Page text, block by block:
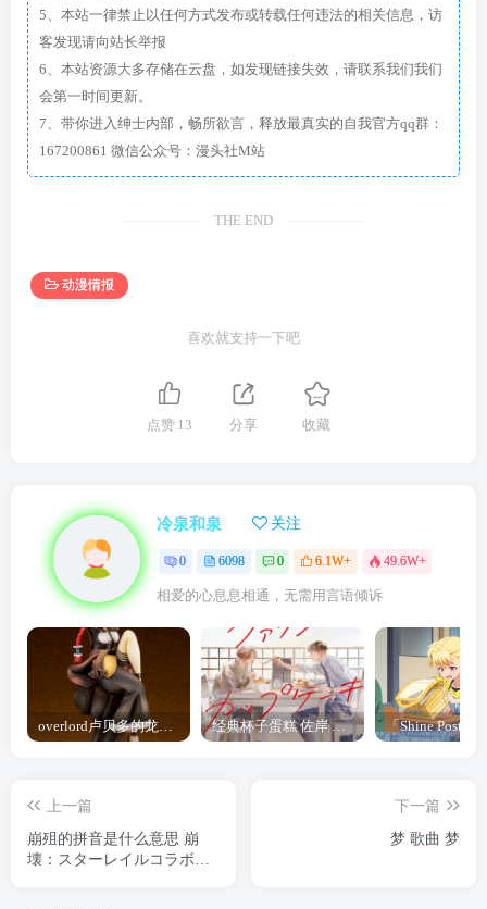
5、本站一律禁止以任何方式发布或转载任何违法的相关信息，访
客发现请向站长举报
6、本站资源大多存储在云盘，如发现链接失效，请联系我们我们
会第一时间更新。
7、带你进入绅士内部，畅所欲言，释放最真实的自我官方qq群：
167200861 微信公众号：漫头社M站
THE END
动漫情报
喜欢就支持一下吧
点赞 13 分享 收藏
冷泉和泉 关注
0 6098 0 6.1W+ 49.6W+
相爱的心息息相通，无需用言语倾诉
经典杯子蛋糕 佐岸 漫画「经典杯子蛋糕」宣布真人日剧化
上一篇
崩殂的拼音是什么意思 崩
壊：スターレイルコラボイ
下一篇
梦 歌曲 梦